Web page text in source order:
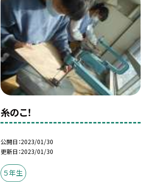
糸のこ！
公開日 2023/01/30
更新日 2023/01/30
５年生